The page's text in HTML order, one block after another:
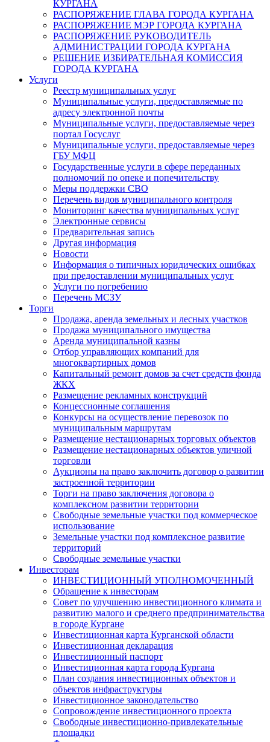
КУРГАНА
РАСПОРЯЖЕНИЕ ГЛАВА ГОРОДА КУРГАНА
РАСПОРЯЖЕНИЕ МЭР ГОРОДА КУРГАНА
РАСПОРЯЖЕНИЕ РУКОВОДИТЕЛЬ
АДМИНИСТРАЦИИ ГОРОДА КУРГАНА
РЕШЕНИЕ ИЗБИРАТЕЛЬНАЯ КОМИССИЯ
ГОРОДА КУРГАНА
Услуги
Реестр муниципальных услуг
Муниципальные услуги, предоставляемые по
адресу электронной почты
Муниципальные услуги, предоставляемые через
портал Госуслуг
Муниципальные услуги, предоставляемые через
ГБУ МФЦ
Государственные услуги в сфере переданных
полномочий по опеке и попечительству
Меры поддержки СВО
Перечень видов муниципального контроля
Мониторинг качества муниципальных услуг
Электронные сервисы
Предварительная запись
Другая информация
Новости
Информация о типичных юридических ошибках
при предоставлении муниципальных услуг
Услуги по погребению
Перечень МСЗУ
Торги
Продажа, аренда земельных и лесных участков
Продажа муниципального имущества
Аренда муниципальной казны
Отбор управляющих компаний для
многоквартирных домов
Капитальный ремонт домов за счет средств фонда
ЖКХ
Размещение рекламных конструкций
Концессионные соглашения
Конкурсы на осуществление перевозок по
муниципальным маршрутам
Размещение нестационарных торговых объектов
Размещение нестационарных объектов уличной
торговли
Аукционы на право заключить договор о развитии
застроенной территории
Торги на право заключения договора о
комплексном развитии территории
Свободные земельные участки под коммерческое
использование
Земельные участки под комплексное развитие
территорий
Свободные земельные участки
Инвесторам
ИНВЕСТИЦИОННЫЙ УПОЛНОМОЧЕННЫЙ
Обращение к инвесторам
Совет по улучшению инвестиционного климата и
развитию малого и среднего предпринимательства
в городе Кургане
Инвестиционная карта Курганской области
Инвестиционная декларация
Инвестиционный паспорт
Инвестиционная карта города Кургана
План создания инвестиционных объектов и
объектов инфраструктуры
Инвестиционное законодательство
Сопровождение инвестиционного проекта
Свободные инвестиционно-привлекательные
площадки